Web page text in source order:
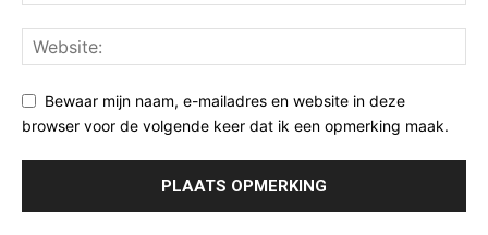
Bewaar mijn naam, e-mailadres en website in deze
browser voor de volgende keer dat ik een opmerking maak.